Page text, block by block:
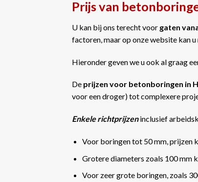
Prijs van
U kan bij ons terecht voor gaten
factoren, maar op onze website kan
Hieronder geven we u ook al graag
De prijzen voor betonboringen in
voor een droger) tot complexere
Enkele richtprijzeninclusief
Voor boringen tot 50 mm, prijzen
Grotere diameters zoals 100 mm
Voor zeer grote boringen, zoals